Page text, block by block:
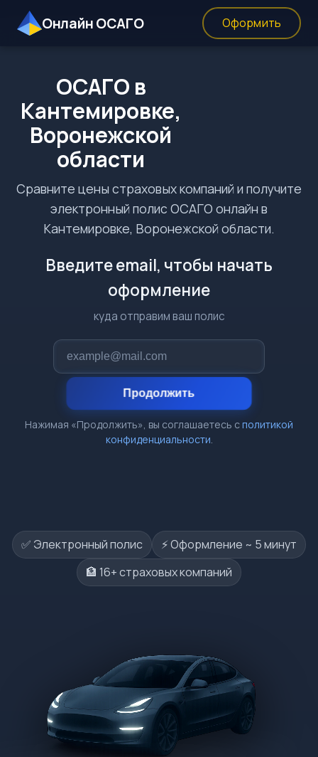
Онлайн ОСАГО Оформить
ОСАГО в
Кантемировке,
Воронежской
области
Сравните цены страховых компаний и получите
электронный полис ОСАГО онлайн в
Кантемировке, Воронежской области.
Введите email, чтобы начать
оформление
куда отправим ваш полис
Продолжить
Нажимая «Продолжить», вы соглашаетесь сполитикой
конфиденциальности.
✅ Электронный полис
⚡️ Оформление ~ 5 минут
🏦 16+ страховых компаний